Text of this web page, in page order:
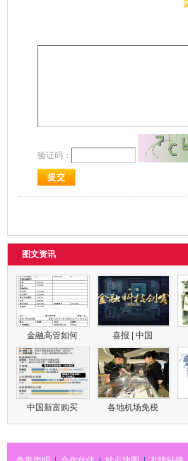
验证码：
图文资讯
金融高管如何 喜报 | 中国
中国新富购买 各地机场免税